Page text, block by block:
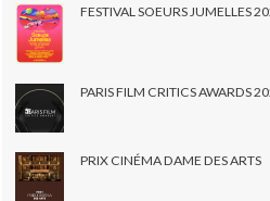
FESTIVAL SOEURS JUMELLES
PARIS FILM CRITICS AWARDS
PRIX CINÉMA DAME DES ARTS